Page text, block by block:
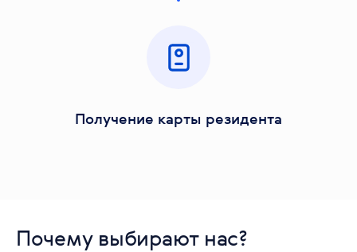
Получение карты резидента
Почему выбирают нас?